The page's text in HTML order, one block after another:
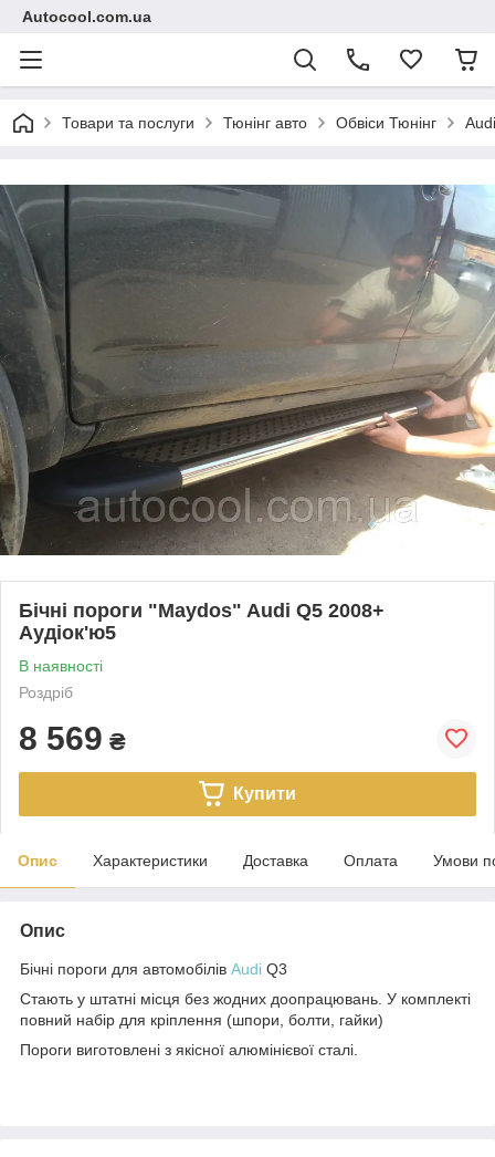
Autocool.com.ua
Товари та послуги Тюнінг авто Обвіси Тюнінг Audi
Бічні пороги "Maydos" Audi Q5 2008+
Аудіок'ю5
В наявності
Роздріб
8 569 ₴
Купити
Опис Характеристики Доставка Оплата Умови
Опис
Бічні пороги для автомобілів Audi Q3
Стають у штатні місця без жодних доопрацювань. У комплекті
повний набір для кріплення (шпори, болти, гайки)
Пороги виготовлені з якісної алюмінієвої сталі.